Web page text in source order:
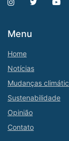
Menu
Home
Notícias
Mudanças
Sustenabilidade
Opinião
Contato